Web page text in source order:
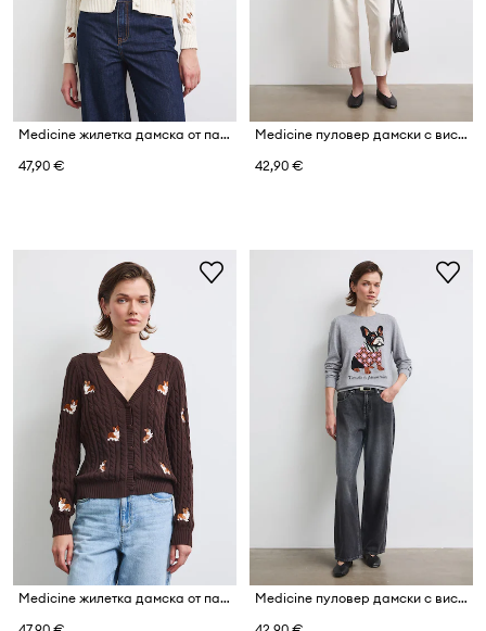
Medicine жилетка дамска от памук
47,90 €
Medicine пуловер дамски с вискоза
42,90 €
Medicine жилетка дамска от памук
Medicine пуловер дамски с вискоза